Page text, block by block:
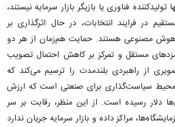
فناوری یا بازیگر بازار سرمایه نیستند،
در فرایند انتخابات، در حال اثرگذاری بر
هوش مصنوعی هستند. حمایت هم‌زمان از هر دو
مستقل و تمرکز بر کاهش احتمال تصویب
از راهبردی بلندمدت را ترسیم می‌کند که
سیاست‌گذاری برای صنعتی است که ارزش
دلار رسیده است. از این منظر، رقابت بر سر
مراکز داده و بازار سرمایه جریان ندارد